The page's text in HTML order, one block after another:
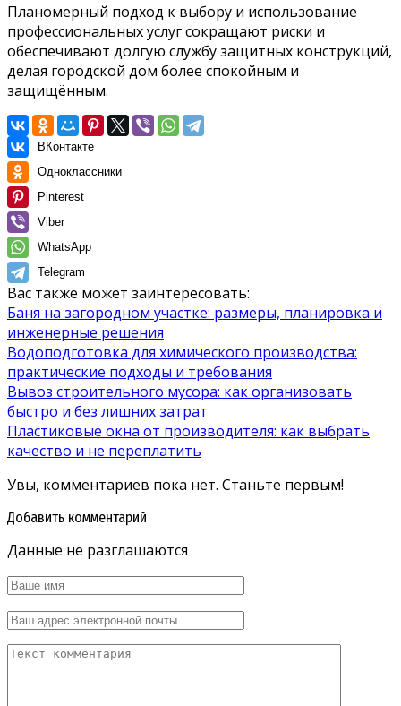
Планомерный подход к выбору и использование
профессиональных услуг сокращают риски и
обеспечивают долгую службу защитных конструкций,
делая городской дом более спокойным и
защищённым.
ВКонтакте
Одноклассники
Pinterest
Viber
WhatsApp
Telegram
Вас также может заинтересовать:
Баня на загородном участке: размеры, планировка и
инженерные решения
Водоподготовка для химического производства:
практические подходы и требования
Вывоз строительного мусора: как организовать
быстро и без лишних затрат
Пластиковые окна от производителя: как выбрать
качество и не переплатить
Увы, комментариев пока нет. Станьте первым!
Добавить комментарий
Данные не разглашаются